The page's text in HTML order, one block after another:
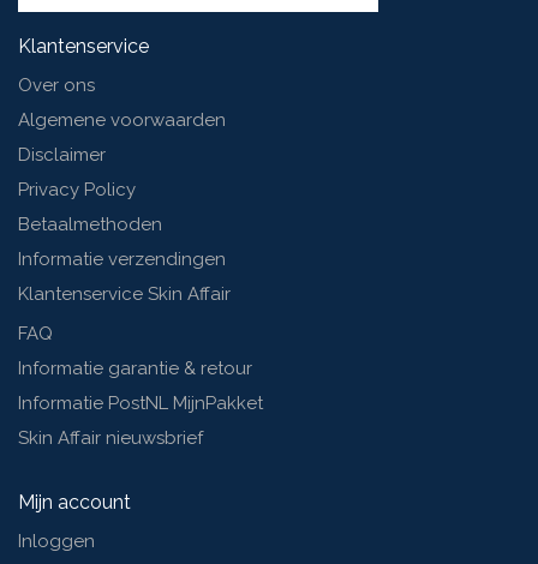
Klantenservice
Over ons
Algemene voorwaarden
Disclaimer
Privacy Policy
Betaalmethoden
Informatie verzendingen
Klantenservice Skin Affair
FAQ
Informatie garantie & retour
Informatie PostNL MijnPakket
Skin Affair nieuwsbrief
Mijn account
Inloggen